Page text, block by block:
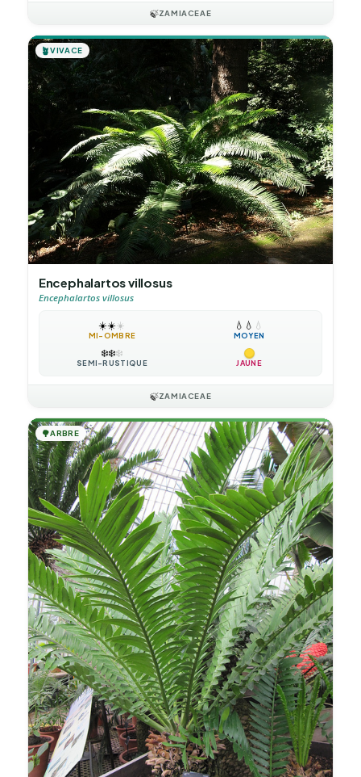
🍃ZAMIACEAE
🪴VIVACE
Encephalartos villosus
Encephalartos villosus
☀️☀️☀️
MI-OMBRE
💧 💧 💧
MOYEN
❄️❄️❄️
SEMI-RUSTIQUE JAUNE
🍃ZAMIACEAE
🌳ARBRE